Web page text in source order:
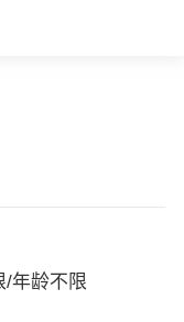
/年龄不限